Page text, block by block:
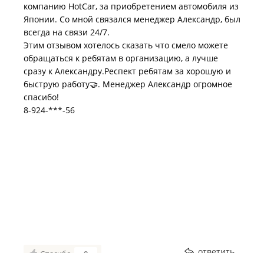
компанию HotCar, за приобретением автомобиля из
Японии. Со мной связался менеджер Александр, был
всегда на связи 24/7.
Этим отзывом хотелось сказать что смело можете
обращаться к ребятам в организацию, а лучше
сразу к Александру.Респект ребятам за хорошую и
быструю работу🤝. Менеджер Александр огромное
спасибо!
8-924-***-56